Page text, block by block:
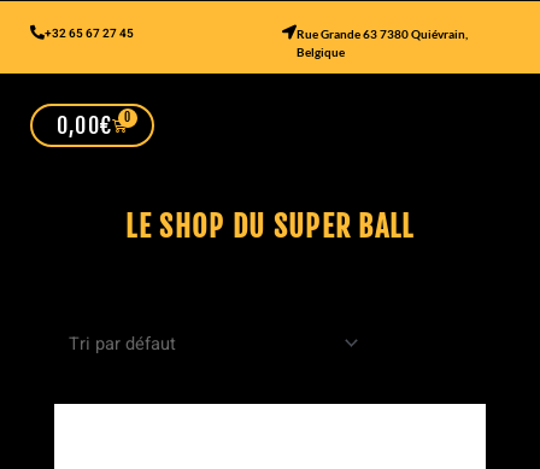
+32 65 67 27 45
Rue Grande 63 7380 Quiévrain,
Belgique
0,00€ 0
LE SHOP DU SUPER BALL